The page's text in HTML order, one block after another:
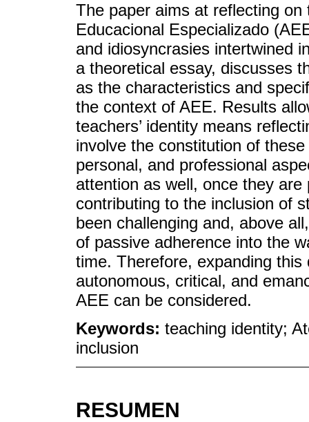
The paper aims at reflecting
Educacional Especializado
and idiosyncrasies intertwined
a theoretical essay, discusses
as the characteristics and
the context of AEE. Results
teachers’ identity means
involve the constitution of
personal, and professional
attention as well, once they
contributing to the inclusion of
been challenging and, above
of passive adherence into the
time. Therefore, expanding
autonomous, critical, and
AEE can be considered.
Keywords: teaching identity;
inclusion
RESUMEN